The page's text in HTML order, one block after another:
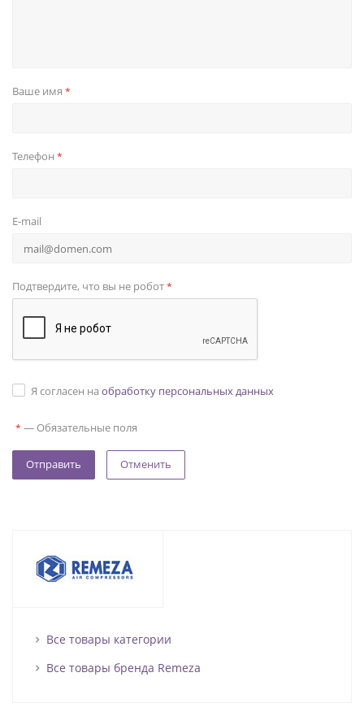
Ваше имя *
Телефон *
E-mail
Подтвердите, что вы не робот*
Я согласен на обработку персональных данных
* — Обязательные поля
Отменить
Все товары категории
Все товары бренда Remeza